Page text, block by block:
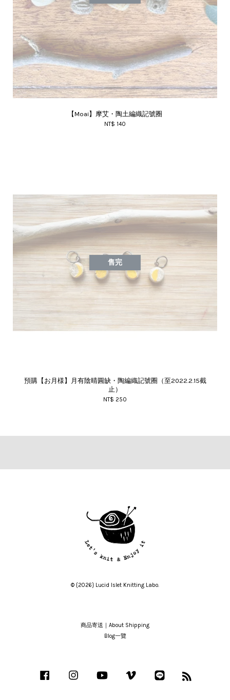
【Moai】摩艾・陶土編織記號圈
NT$ 140
售完
預購【お月様】月有陰晴圓缺・陶編織記號圈（至2022.2.15截
止）
NT$ 250
© {2026} Lucid Islet Knitting Labo.
商品寄送｜About Shipping
Blog一覽
Facebook Instagram YouTube